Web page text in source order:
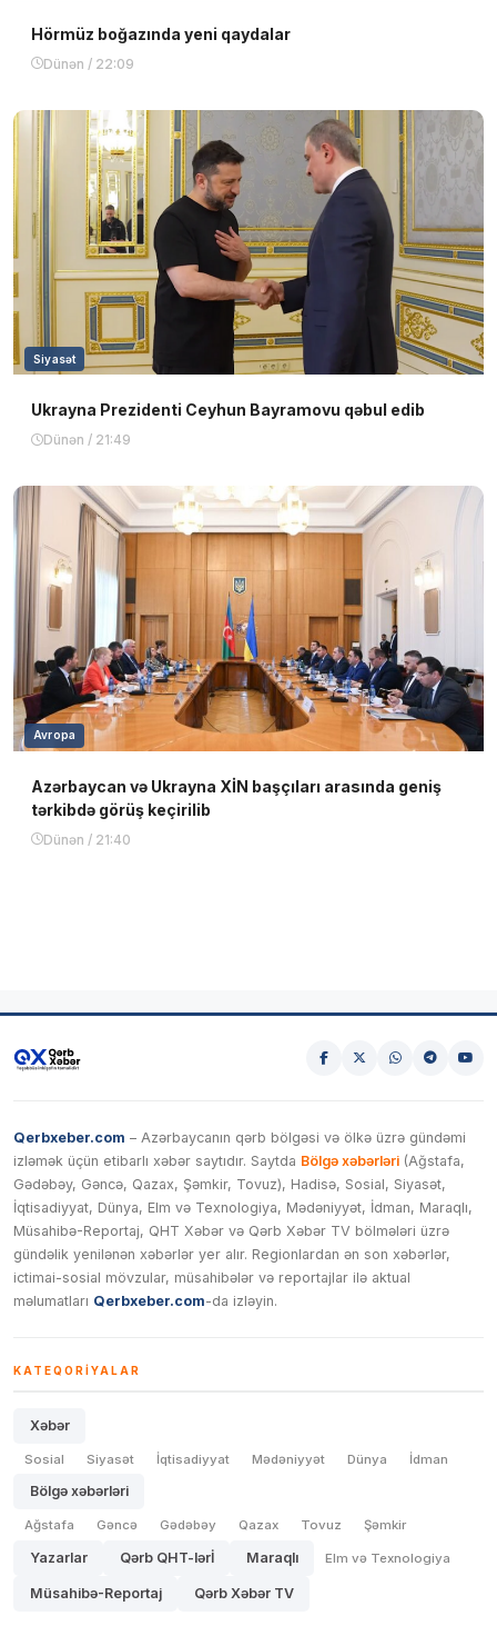
Hörmüz boğazında yeni qaydalar
Dünən / 22:09
Siyasət
Ukrayna Prezidenti Ceyhun Bayramovu qəbul edib
Dünən / 21:49
Avropa
Azərbaycan və Ukrayna XİN başçıları arasında geniş
tərkibdə görüş keçirilib
Dünən / 21:40
Qerbxeber.com – Azərbaycanın qərb bölgəsi və ölkə üzrə gündəmi
izləmək üçün etibarlı xəbər saytıdır. Saytda Bölgə xəbərləri (Ağstafa,
Gədəbəy, Gəncə, Qazax, Şəmkir, Tovuz), Hadisə, Sosial, Siyasət,
İqtisadiyyat, Dünya, Elm və Texnologiya, Mədəniyyət, İdman, Maraqlı,
Müsahibə-Reportaj, QHT Xəbər və Qərb Xəbər TV bölmələri üzrə
gündəlik yenilənən xəbərlər yer alır. Regionlardan ən son xəbərlər,
ictimai-sosial mövzular, müsahibələr və reportajlar ilə aktual
məlumatları Qerbxeber.com-da izləyin.
KATEQORIYALAR
Xəbər
Sosial Siyasət İqtisadiyyat Mədəniyyət Dünya İdman
Bölgə xəbərləri
Ağstafa Gəncə Gədəbəy Qazax Tovuz Şəmkir
Yazarlar Qərb QHT-lərİ Maraqlı Elm və Texnologiya
Müsahibə-Reportaj Qərb Xəbər TV